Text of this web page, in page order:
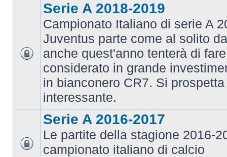
Serie A 2018-2019
Campionato Italiano di serie A
Juventus parte come al solito
anche quest'anno tenterà di
considerato in grande
in bianconero CR7. Si
interessante.
Serie A 2016-2017
Le partite della stagione 2016-
campionato italiano di calcio